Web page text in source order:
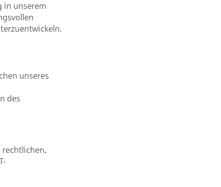
in unserem
unseres
des